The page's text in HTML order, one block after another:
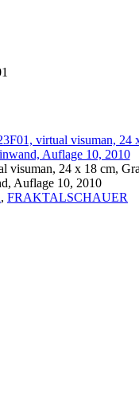
visuman, 24 x 18 cm,
Auflage 10, 2010
, FRAKTALSCHAUER